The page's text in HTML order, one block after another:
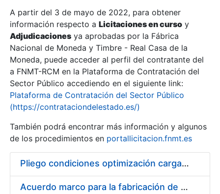
Show/Hide
Show/Hide
Show/Hide
A partir del 3 de mayo de 2022, para obtener
información respecto a Licitaciones en curso y
Adjudicaciones ya aprobadas por la Fábrica
Nacional de Moneda y Timbre - Real Casa de la
Moneda, puede acceder al perfil del contratante del
a FNMT-RCM en la Plataforma de Contratación del
Sector Público accediendo en el siguiente link:
Plataforma de Contratación del Sector Público
(https://contrataciondelestado.es/)
También podrá encontrar más información y algunos
de los procedimientos en portallicitacion.fnmt.es
Pliego condiciones optimización cargas compras firmado
Acuerdo marco para la fabricación de piezas